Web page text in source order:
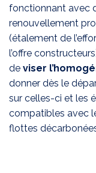
fonctionnant avec
renouvellement
(étalement de
l’offre
de viser
donner dès le
sur celles-ci et les
compatibles avec
flottes